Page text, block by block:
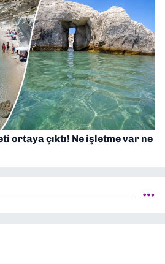
ortaya çıktı! Ne işletme var ne